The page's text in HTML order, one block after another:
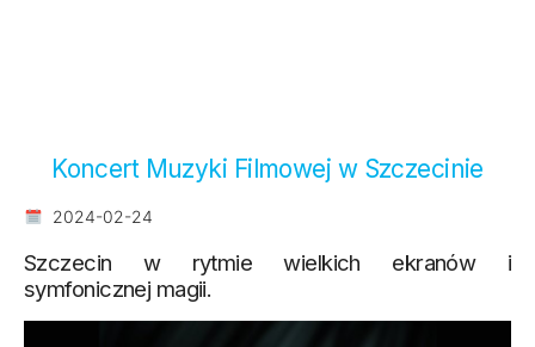
Koncert Muzyki Filmowej w Szczecinie
2024-02-24
Szczecin w rytmie wielkich ekranów i
symfonicznej magii.